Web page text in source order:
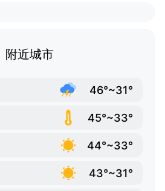
附近城市
46°~31°
45°~33°
44°~33°
43°~31°